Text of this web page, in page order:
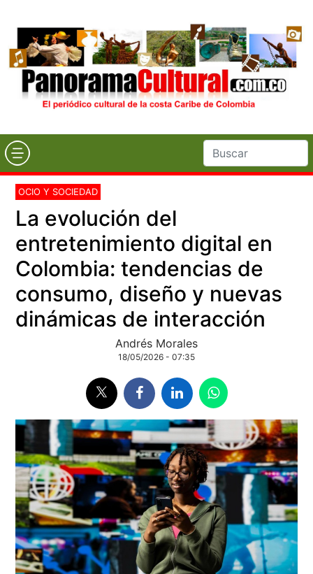
OCIO Y SOCIEDAD
La evolución del
entretenimiento digital en
Colombia: tendencias de
consumo, diseño y nuevas
dinámicas de interacción
Andrés Morales
18/05/2026 - 07:35